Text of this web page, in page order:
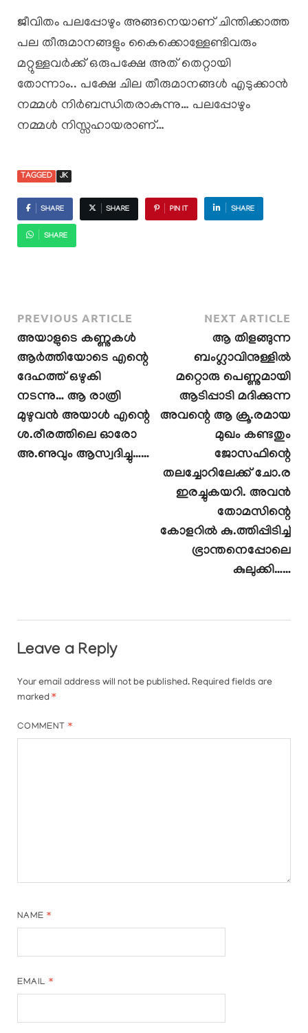
ജീവിതം പലപ്പോഴും അങ്ങനെയാണ് ചിന്തിക്കാത്ത
പല തീരുമാനങ്ങളും കൈക്കൊള്ളേണ്ടിവരും
മറ്റുള്ളവർക്ക് ഒരുപക്ഷേ അത് തെറ്റായി
തോന്നാം.. പക്ഷേ ചില തീരുമാനങ്ങൾ എടുക്കാൻ
നമ്മൾ നിർബന്ധിതരാകുന്നു… പലപ്പോഴും
നമ്മൾ നിസ്സഹായരാണ്…
TAGGED JK
SHARE SHARE PIN IT SHARE
SHARE
PREVIOUS ARTICLE
അയാളുടെ കണ്ണുകൾ
ആർത്തിയോടെ എന്റെ
ദേഹത്ത് ഒഴുകി
നടന്നു… ആ രാത്രി
മുഴുവൻ അയാൾ എന്റെ
ശ.രീരത്തിലെ ഓരോ
അ.ണുവും ആസ്വദിച്ചു……
NEXT ARTICLE
ആ തിളങ്ങുന്ന
ബംഗ്ലാവിനുള്ളിൽ
മറ്റൊരു പെണ്ണുമായി
ആടിപ്പാടി മദിക്കുന്ന
അവന്റെ ആ ക്രൂ.രമായ
മുഖം കണ്ടതും
ജോസഫിന്റെ
തലച്ചോറിലേക്ക് ചോ.ര
ഇരച്ചുകയറി. അവൻ
തോമസിന്റെ
കോളറിൽ കു.ത്തിപ്പിടിച്ച്
ഭ്രാന്തനെപ്പോലെ
കുലുക്കി……
Leave a Reply
Your email address will not be published. Required fields are
marked *
COMMENT*
NAME*
EMAIL*